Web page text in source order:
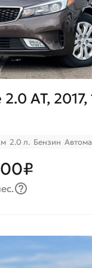
AT,
2.0 л. Бензин